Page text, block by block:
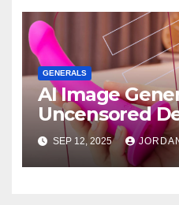
GENERALS
AI Image
Uncensored
Personalized
Creation That
Preferences
SEP 12, 2025